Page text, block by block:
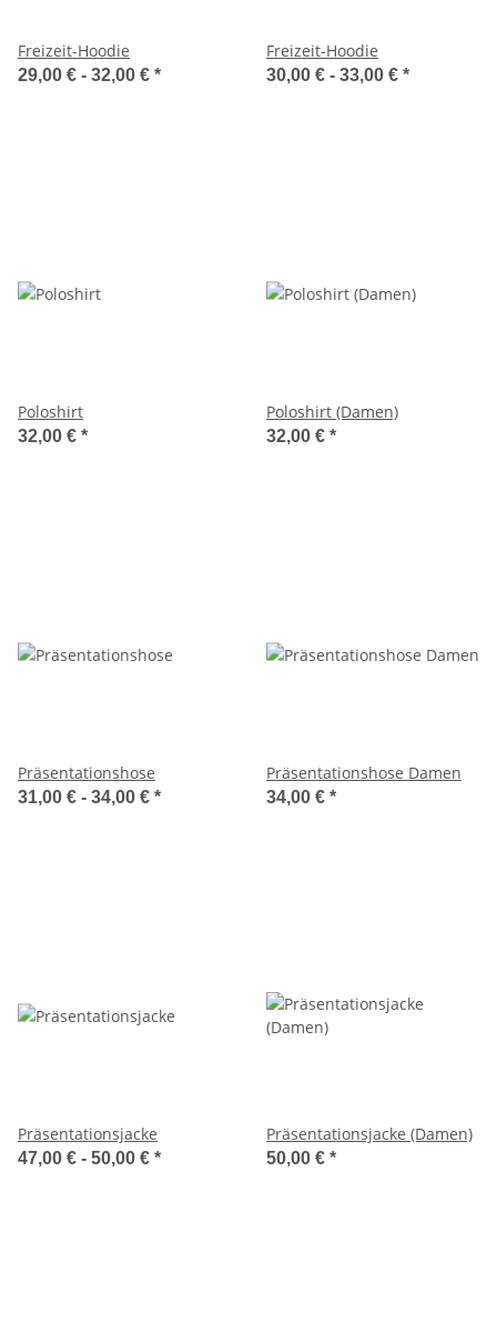
Freizeit-Hoodie
29,00 € - 32,00 € *
Freizeit-Hoodie
30,00 € - 33,00 € *
Poloshirt
32,00 € *
Poloshirt (Damen)
32,00 € *
Präsentationshose
31,00 € - 34,00 € *
Präsentationshose Damen
34,00 € *
Präsentationsjacke
47,00 € - 50,00 € *
Präsentationsjacke (Damen)
50,00 € *